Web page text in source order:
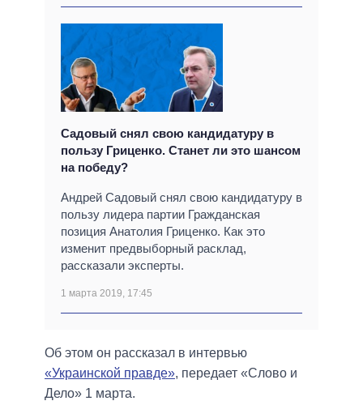
Садовый снял свою кандидатуру в
пользу Гриценко. Станет ли это шансом
на победу?
Андрей Садовый снял свою кандидатуру в
пользу лидера партии Гражданская
позиция Анатолия Гриценко. Как это
изменит предвыборный расклад,
рассказали эксперты.
1 марта 2019, 17:45
Об этом он рассказал в интервью
«Украинской правде», передает «Слово и
Дело» 1 марта.